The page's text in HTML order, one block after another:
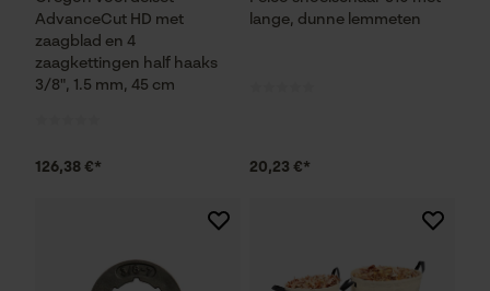
AdvanceCut HD met
zaagblad en 4
zaagkettingen half haaks
3/8", 1.5 mm, 45 cm
126,38 €*
lange, dunne lemmeten
20,23 €*